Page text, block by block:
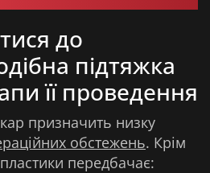
до
підтяжка
її проведення
призначить низку
обстежень. Крім
передбачає: